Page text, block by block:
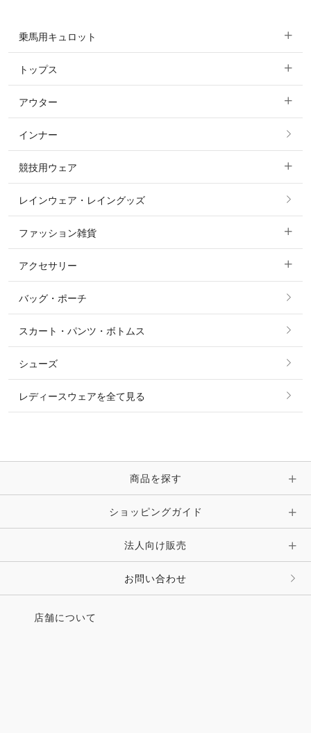
乗馬用キュロット
すべてのキュロット
フルグリップ・尻革 キュロット
ニーグリップ・膝革 キュロット
トップス
すべてのトップス
ポロシャツ
カットソー・Tシャツ・タンクトップ
ニット・セーター
シャツ・ブラウス・ワンピース
アウター
すべてのアウター
コート
ジャケット・ブルゾン
インナー
競技用ウェア
すべての競技用ウェア
ショージャケット
ショーシャツ
レインウェア・レイングッズ
ファッション雑貨
すべてのファッション雑貨
ソックス
ベルト
時計・財布・キーケース・革小物
キーホルダー・チャーム・ストラップ
その他 ファッション雑貨
アクセサリー
すべてのアクセサリー
リング
ピアス・イヤリング
ピン・ブローチ・コサージュ
その他 アクセサリー
バッグ・ポーチ
スカート・パンツ・ボトムス
シューズ
レディースウェアを全て見る
商品を探す
ショッピングガイド
法人向け販売
お問い合わせ
店舗について